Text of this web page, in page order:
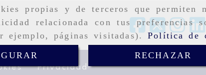
propias y de terceros que permiten
relacionada con tus
ejemplo, páginas visitadas).Política de
RECHAZAR
Privacidad